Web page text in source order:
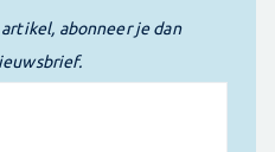
abonneer je dan